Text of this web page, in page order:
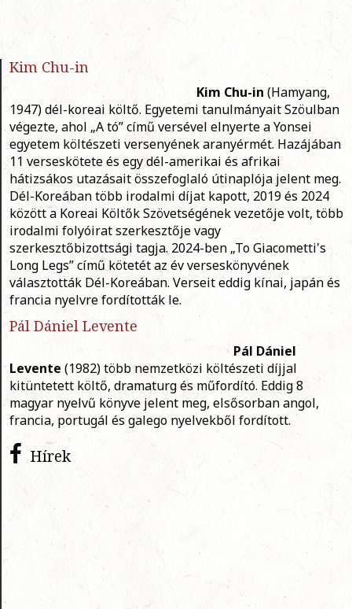
Kim Chu-in
Kim Chu-in (Hamyang,
1947) dél-koreai költő. Egyetemi tanulmányait Szöulban
végezte, ahol „A tó” című versével elnyerte a Yonsei
egyetem költészeti versenyének aranyérmét. Hazájában
11 verseskötete és egy dél-amerikai és afrikai
hátizsákos utazásait összefoglaló útinaplója jelent meg.
Dél-Koreában több irodalmi díjat kapott, 2019 és 2024
között a Koreai Költők Szövetségének vezetője volt, több
irodalmi folyóirat szerkesztője vagy
szerkesztőbizottsági tagja. 2024-ben „To Giacometti's
Long Legs” című kötetét az év verseskönyvének
választották Dél-Koreában. Verseit eddig kínai, japán és
francia nyelvre fordították le.
Pál Dániel Levente
Pál Dániel
Levente (1982) több nemzetközi költészeti díjjal
kitüntetett költő, dramaturg és műfordító. Eddig 8
magyar nyelvű könyve jelent meg, elsősorban angol,
francia, portugál és galego nyelvekből fordított.
Hírek